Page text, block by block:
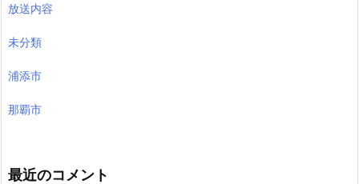
放送内容
未分類
浦添市
那覇市
最近のコメント